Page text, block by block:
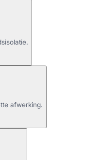
afwerking.